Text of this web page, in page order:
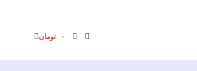
۰ تومان